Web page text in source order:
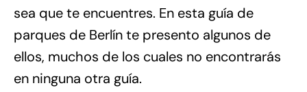
sea que te encuentres. En esta guía de
parques de Berlín te presento algunos de
ellos, muchos de los cuales no encontrarás
en ninguna otra guía.